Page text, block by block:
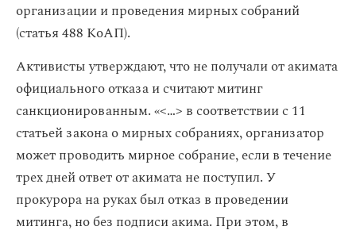
организации и проведения мирных собраний
(статья 488 КоАП).
Активисты утверждают, что не получали от акимата
официального отказа и считают митинг
санкционированным. «< … > в соответствии с 11
статьей закона о мирных собраниях, организатор
может проводить мирное собрание, если в течение
трех дней ответ от акимата не поступил. У
прокурора на руках был отказ в проведении
митинга, но без подписи акима. При этом, в